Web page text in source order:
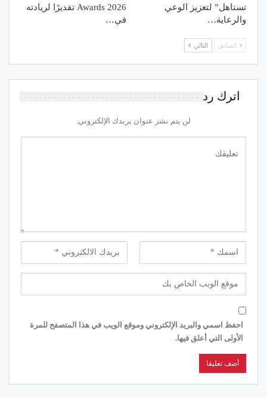
تستاهل” لتعزيز الوعي
والرعاية…
Awards 2026 تقديرًا لريادته
في…
السابق التالي
اترك رد
لن يتم نشر عنوان بريدك الإلكتروني.
احفظ اسمي والبريد الإلكتروني وموقع الويب في هذا المتصفح للمرة
الأولى التي أعلق فيها.